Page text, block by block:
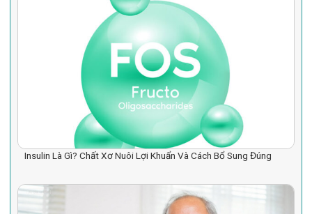
Insulin Là Gì? Chất Xơ Nuôi Lợi Khuẩn Và Cách Bổ Sung Đúng